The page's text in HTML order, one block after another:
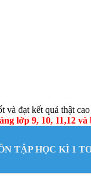
và đạt kết quả thật cao
lớp 9, 10, 11,12
TẬP HỌC KÌ 1